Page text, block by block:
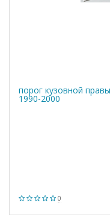
порог кузовной
1990-2000
0